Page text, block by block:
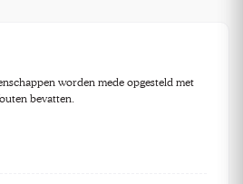
worden mede opgesteld met
bevatten.